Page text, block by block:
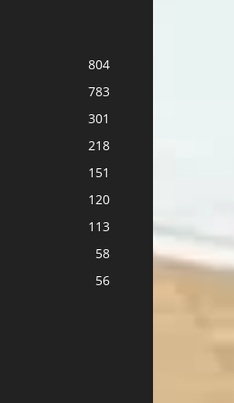
804
783
301
218
151
120
113
58
56